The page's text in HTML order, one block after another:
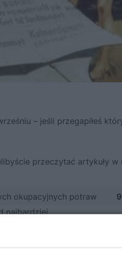
– jeśli przegapiłeś
przeczytać artykuły w
okupacyjnych potraw
najbardziej
przemytu, w które